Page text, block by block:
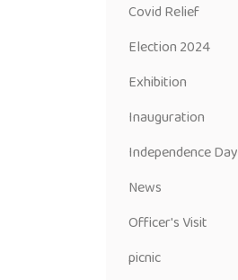
Covid Relief
Election 2024
Exhibition
Inauguration
Independence Day
News
Officer's Visit
picnic